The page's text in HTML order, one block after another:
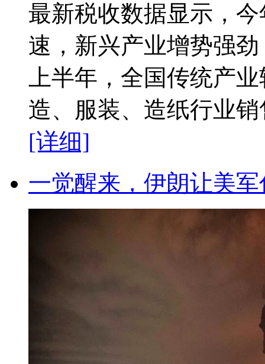
最新税收数据显示，
速，新兴产业增势强
上半年，全国传统产
造、服装、造纸行业
[详细]
一觉醒来，伊朗让美